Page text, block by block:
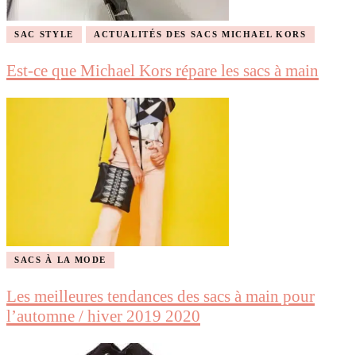
SAC STYLE ACTUALITÉS DES SACS MICHAEL KORS
Est-ce que Michael Kors répare les sacs à main
SACS À LA MODE
Les meilleures tendances des sacs à main pour
l’automne / hiver 2019 2020